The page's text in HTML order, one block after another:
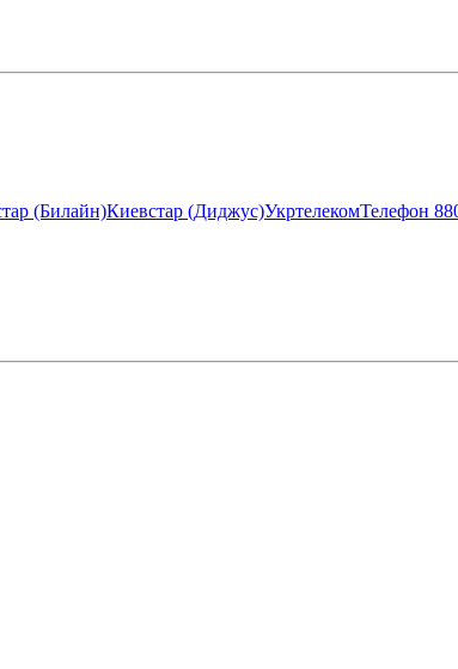
(Билайн)Киевстар (Диджус)УкртелекомТелефон